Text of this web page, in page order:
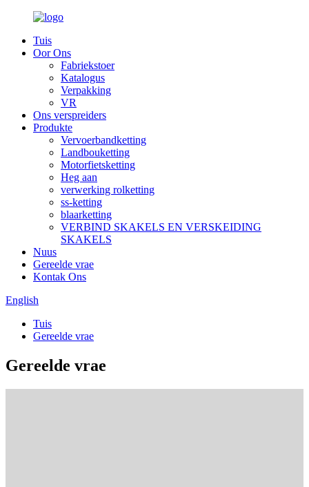
Tuis
Oor Ons
Fabriekstoer
Katalogus
Verpakking
VR
Ons verspreiders
Produkte
Vervoerbandketting
Landbouketting
Motorfietsketting
Heg aan
verwerking rolketting
ss-ketting
blaarketting
VERBIND SKAKELS EN VERSKEIDING
SKAKELS
Nuus
Gereelde vrae
Kontak Ons
English
Tuis
Gereelde vrae
Gereelde vrae